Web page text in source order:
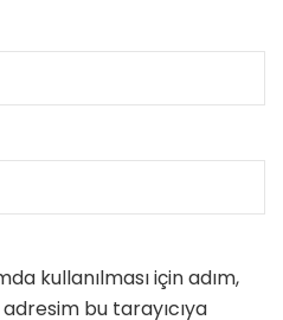
kullanılması için adım,
bu tarayıcıya